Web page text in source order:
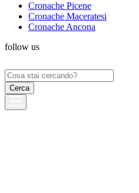
Cronache Picene
Cronache Maceratesi
Cronache Ancona
follow us
Ricerca
per: